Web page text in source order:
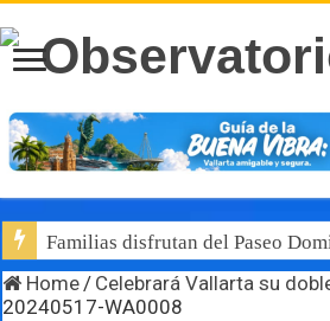
Familias disfrutan del Paseo
Home/ Celebrará Vallarta su
20240517-WA0008